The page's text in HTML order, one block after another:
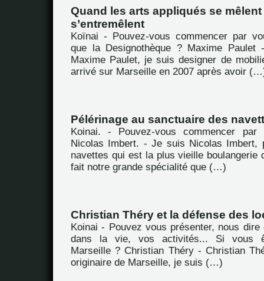
Quand les arts appliqués se mêlent
s’entremêlent
Koïnai - Pouvez-vous commencer par
que la Designothèque ? Maxime Paulet
Maxime Paulet, je suis designer de
arrivé sur Marseille en 2007 après avoir
Pélérinage au sanctuaire des
Koinai. - Pouvez-vous commencer
Nicolas Imbert. - Je suis Nicolas Imbert,
navettes qui est la plus vieille boulangerie
fait notre grande spécialité que (…)
Christian Théry et la défense des
Koinai - Pouvez vous présenter, nous
dans la vie, vos activités... Si vous
Marseille ? Christian Théry - Christian
originaire de Marseille, je suis (…)